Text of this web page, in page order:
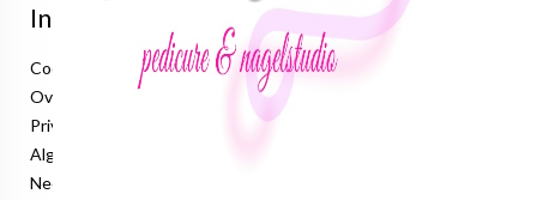
Informatie
Cookieverklaring
Over ons
Privacyverklaring
Algemene voorwaarden
Neem contact op